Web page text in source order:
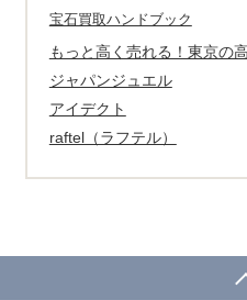
宝石買取ハンドブック
もっと高く売れる！東京の
ジャパンジュエル
アイデクト
raftel（ラフテル）